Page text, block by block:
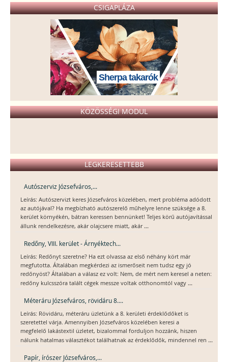
CSIGAPLÁZA
Sherpa takarók
KÖZÖSSÉGI MODUL
LEGKERESETTEBB
Autószerviz Józsefváros,...
Leírás: Autószervizt keres Józsefváros közelében, mert probléma adódott
az autójával? Ha megbízható autószerelő műhelyre lenne szüksége a 8.
kerület környékén, bátran keressen bennünket! Teljes körű autójavítással
állunk rendelkezésre, akár olajcsere miatt, akár ...
Redőny, VIII. kerület - Árnyéktech...
Leírás: Redőnyt szeretne? Ha ezt olvassa az első néhány kört már
megfutotta. Általában megkérdezi az ismerőseit nem tudsz egy jó
redőnyöst? Általában a válasz ez volt: Nem, de mért nem keresel a neten:
redőny kulcsszóra talált cégek messze voltak otthonomtól vagy ...
Méteráru Józsefváros, rövidáru 8....
Leírás: Rövidáru, méteráru üzletünk a 8. kerületi érdeklődőket is
szeretettel várja. Amennyiben Józsefváros közelében keresi a
megfelelő lakástextil üzletet, bizalommal forduljon hozzánk, hiszen
nálunk hatalmas választékot találhatnak az érdeklődők, mindennel ren ...
Papír, írószer Józsefváros,...